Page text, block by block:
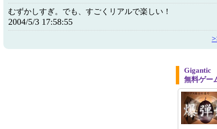
むずかしすぎ。でも、すごくリアルで楽しい！
2004/5/3 17:58:55
Gigantic
無料ゲー